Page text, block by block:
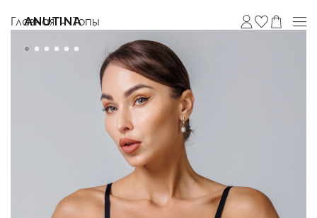
ANUTINA
Главная Топы